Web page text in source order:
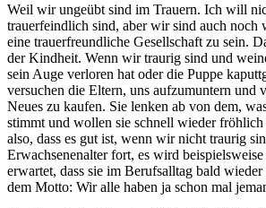
Weil wir ungeübt sind im Trauern. Ich will
trauerfeindlich sind, aber wir sind auch noch
eine trauerfreundliche Gesellschaft zu sein.
der Kindheit. Wenn wir traurig sind und
sein Auge verloren hat oder die Puppe
versuchen die Eltern, uns aufzumuntern und
Neues zu kaufen. Sie lenken ab von dem,
stimmt und wollen sie schnell wieder fröhlich
also, dass es gut ist, wenn wir nicht traurig
Erwachsenenalter fort, es wird
erwartet, dass sie im Berufsalltag bald
dem Motto: Wir alle haben ja schon mal